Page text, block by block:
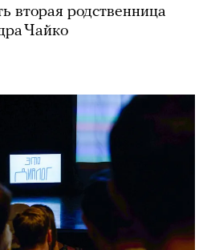
вторая родственница
Чайко